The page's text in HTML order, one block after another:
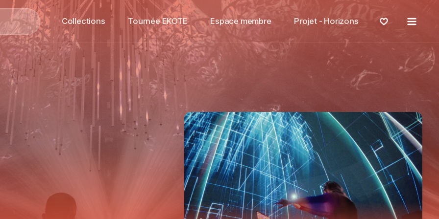
Collections Tournée EKOTE Espace membre Projet - Horizons